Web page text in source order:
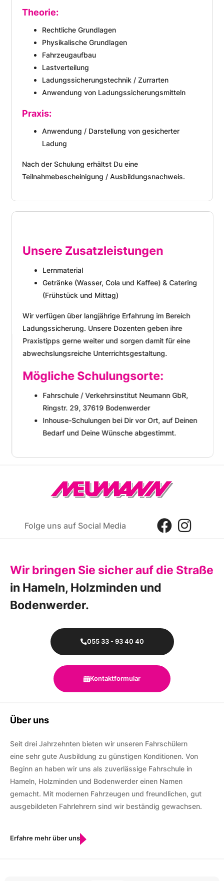
Theorie:
Rechtliche Grundlagen
Physikalische Grundlagen
Fahrzeugaufbau
Lastverteilung
Ladungssicherungstechnik / Zurrarten
Anwendung von Ladungssicherungsmitteln
Praxis:
Anwendung / Darstellung von gesicherter
Ladung
Nach der Schulung erhältst Du eine
Teilnahmebescheinigung / Ausbildungsnachweis.
Unsere Zusatzleistungen
Lernmaterial
Getränke (Wasser, Cola und Kaffee) & Catering
(Frühstück und Mittag)
Wir verfügen über langjährige Erfahrung im Bereich
Ladungssicherung. Unsere Dozenten geben ihre
Praxistipps gerne weiter und sorgen damit für eine
abwechslungsreiche Unterrichtsgestaltung.
Mögliche Schulungsorte:
Fahrschule / Verkehrsinstitut Neumann GbR,
Ringstr. 29, 37619 Bodenwerder
Inhouse-Schulungen bei Dir vor Ort, auf Deinen
Bedarf und Deine Wünsche abgestimmt.
Folge uns auf Social Media
Wir bringen Sie sicher auf die Straße
in Hameln, Holzminden und
Bodenwerder.
055 33 - 93 40 40
Kontaktformular
Über uns
Seit drei Jahrzehnten bieten wir unseren Fahrschülern
eine sehr gute Ausbildung zu günstigen Konditionen. Von
Beginn an haben wir uns als zuverlässige Fahrschule in
Hameln, Holzminden und Bodenwerder einen Namen
gemacht. Mit modernen Fahrzeugen und freundlichen, gut
ausgebildeten Fahrlehrern sind wir beständig gewachsen.
Erfahre mehr über uns